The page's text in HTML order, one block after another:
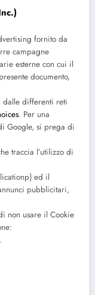
fornito da
campagne
esterne con cui il
documento,
dalle differenti reti
. Per una
Google, si prega di
traccia l’utilizzo di
ed il
pubblicitari,
non usare il Cookie
.